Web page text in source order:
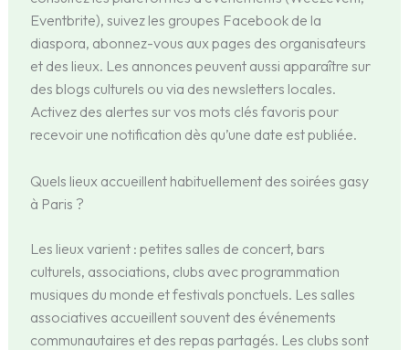
Eventbrite), suivez les groupes Facebook de la
diaspora, abonnez-vous aux pages des organisateurs
et des lieux. Les annonces peuvent aussi apparaître sur
des blogs culturels ou via des newsletters locales.
Activez des alertes sur vos mots clés favoris pour
recevoir une notification dès qu’une date est publiée.
Quels lieux accueillent habituellement des soirées gasy
à Paris ?
Les lieux varient : petites salles de concert, bars
culturels, associations, clubs avec programmation
musiques du monde et festivals ponctuels. Les salles
associatives accueillent souvent des événements
communautaires et des repas partagés. Les clubs sont